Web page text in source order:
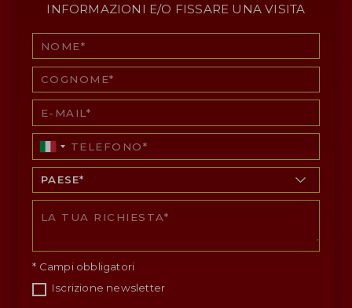
INFORMAZIONI E/O FISSARE UNA VISITA
* Campi obbligatori
Iscrizione newsletter